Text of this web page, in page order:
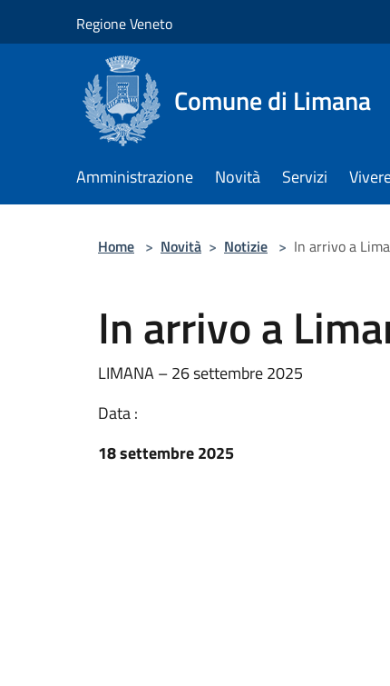
Regione Veneto
Comune di Limana
Amministrazione Novità Servizi
Home > Novità > Notizie > In arrivo a
In arrivo a
LIMANA – 26 settembre 2025
Data :
18 settembre 2025